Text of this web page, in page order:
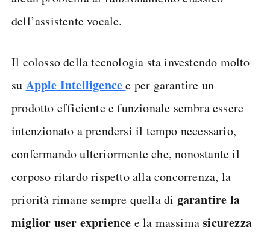
dell’assistente vocale.
Il colosso della tecnologia sta investendo molto
su Apple Intelligencee per garantire un
prodotto efficiente e funzionale sembra essere
intenzionato a prendersi il tempo necessario,
confermando ulteriormente che, nonostante il
corposo ritardo rispetto alla concorrenza, la
priorità rimane sempre quella di garantire la
miglior user exprience e la massimasicurezza